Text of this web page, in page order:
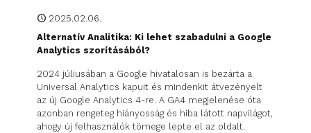
2025.02.06.
Alternatív Analitika: Ki lehet szabadulni a Google
Analytics szorításából?
2024 júliusában a Google hivatalosan is bezárta a
Universal Analytics kapuit és mindenkit átvezényelt
az új Google Analytics 4-re. A GA4 megjelenése óta
azonban rengeteg hiányosság és hiba látott napvilágot,
ahogy új felhasználók tömege lepte el az oldalt.